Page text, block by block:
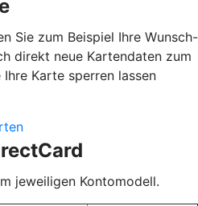
Sie zum Beispiel Ihre Wunsch-
direkt neue Kartendaten zum
Karte sperren lassen
jeweiligen Kontomodell.